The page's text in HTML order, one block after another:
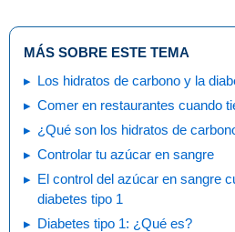
MÁS SOBRE ESTE TEMA
Los hidratos de carbono y la
Comer en restaurantes cuando
¿Qué son los hidratos de
Controlar tu azúcar en sangre
El control del azúcar en sangre
diabetes tipo 1
Diabetes tipo 1: ¿Qué es?